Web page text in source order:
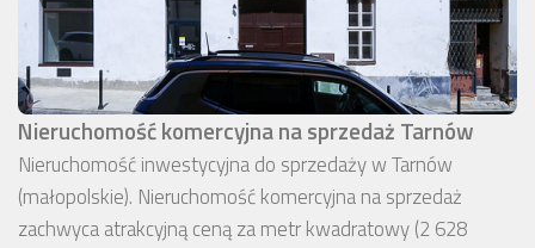
Nieruchomość komercyjna na sprzedaż Tarnów
Nieruchomość inwestycyjna do sprzedaży w Tarnów
(małopolskie). Nieruchomość komercyjna na sprzedaż
zachwyca atrakcyjną ceną za metr kwadratowy (2 628